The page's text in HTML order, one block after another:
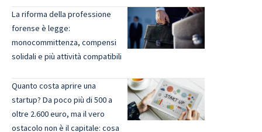
La riforma della professione
forense è legge:
monocommittenza, compensi
solidali e più attività compatibili
Quanto costa aprire una
startup? Da poco più di 500 a
oltre 2.600 euro, ma il vero
ostacolo non è il capitale: cosa